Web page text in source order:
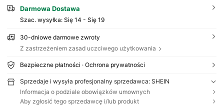
Darmowa Dostawa
Szac. wysyłka: Się 14 - Się 19
30-dniowe darmowe zwroty
Z zastrzeżeniem zasad uczciwego użytkowania
Bezpieczne płatności · Ochrona prywatności
Sprzedaje i wysyła profesjonalny sprzedawca: SHEIN
Informacja o podziale obowiązków umownych
Aby zgłosić tego sprzedawcę i/lub produkt